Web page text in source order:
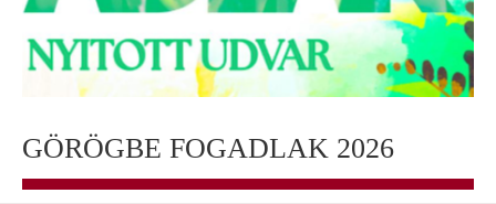
GÖRÖGBE FOGADLAK 2026